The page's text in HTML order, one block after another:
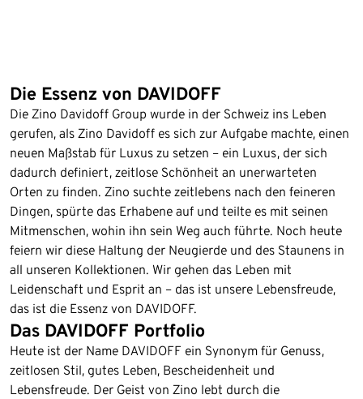
Die Essenz von DAVIDOFF
Die Zino Davidoff Group wurde in der Schweiz ins Leben
gerufen, als Zino Davidoff es sich zur Aufgabe machte, einen
neuen Maßstab für Luxus zu setzen – ein Luxus, der sich
dadurch definiert, zeitlose Schönheit an unerwarteten
Orten zu finden. Zino suchte zeitlebens nach den feineren
Dingen, spürte das Erhabene auf und teilte es mit seinen
Mitmenschen, wohin ihn sein Weg auch führte. Noch heute
feiern wir diese Haltung der Neugierde und des Staunens in
all unseren Kollektionen. Wir gehen das Leben mit
Leidenschaft und Esprit an – das ist unsere Lebensfreude,
das ist die Essenz von DAVIDOFF.
Das DAVIDOFF Portfolio
Heute ist der Name DAVIDOFF ein Synonym für Genuss,
zeitlosen Stil, gutes Leben, Bescheidenheit und
Lebensfreude. Der Geist von Zino lebt durch die